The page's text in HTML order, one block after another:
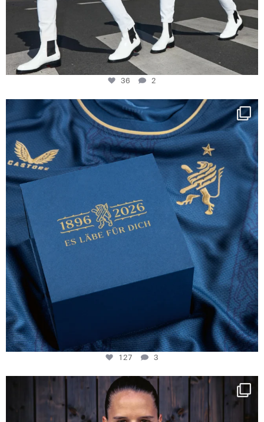
36 2
Happy Birthday FCZ
130 years filled ...
127
3
127 3
NIE USENAND GAH
Some anniversaries
295
5